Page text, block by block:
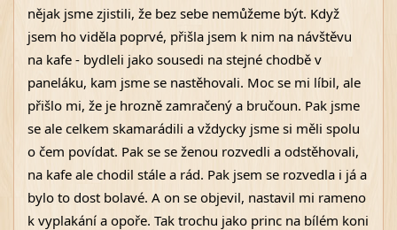
nějak jsme zjistili, že bez sebe nemůžeme být. Když
jsem ho viděla poprvé, přišla jsem k nim na návštěvu
na kafe - bydleli jako sousedi na stejné chodbě v
paneláku, kam jsme se nastěhovali. Moc se mi líbil, ale
přišlo mi, že je hrozně zamračený a bručoun. Pak jsme
se ale celkem skamarádili a vždycky jsme si měli spolu
o čem povídat. Pak se se ženou rozvedli a odstěhovali,
na kafe ale chodil stále a rád. Pak jsem se rozvedla i já a
bylo to dost bolavé. A on se objevil, nastavil mi rameno
k vyplakání a opoře. Tak trochu jako princ na bílém koni